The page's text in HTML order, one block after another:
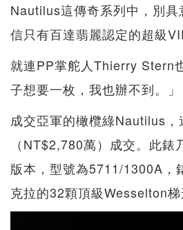
Nautilus這傳奇系列中，別具
信只有百達翡麗認定的超級
就連PP掌舵人Thierry Stern
子想要一枚，我也辦不到。」
成交亞軍的橄欖綠Nautilus
（NT$2,780萬）成交。此錶
版本，型號為5711/1300A，
克拉的32顆頂級Wesselton梯